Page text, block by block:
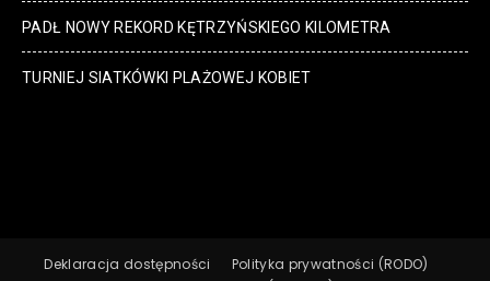
PADŁ NOWY REKORD KĘTRZYŃSKIEGO KILOMETRA
TURNIEJ SIATKÓWKI PLAŻOWEJ KOBIET
Deklaracja dostępności
Polityka prywatności (RODO)